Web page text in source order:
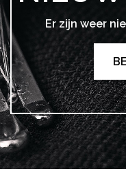
Er zijn weer